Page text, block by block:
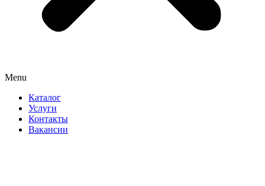
Menu
Каталог
Услуги
Контакты
Вакансии